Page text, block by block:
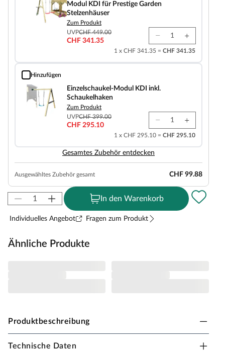
Modul KDI für Prestige Garden
Stelzenhäuser
Zum Produkt
UVPCHF 449.00
CHF 341.35
1 x CHF 341.35 = CHF 341.35
Hinzufügen
Einzelschaukel-Modul KDI inkl. Schaukelhaken
Einzelschaukel-Modul KDI inkl.
Schaukelhaken
Zum Produkt
UVPCHF 399.00
CHF 295.10
1 x CHF 295.10 = CHF 295.10
Gesamtes Zubehör entdecken
Ausgewähltes Zubehör gesamt CHF 99.88
In den Warenkorb
Individuelles Angebot Fragen zum Produkt
Ähnliche Produkte
Produktbeschreibung
Prestige Garden Stelzenhaus Big House XL
Technische Daten